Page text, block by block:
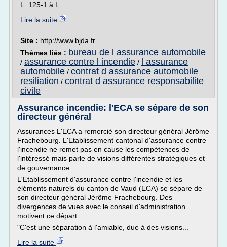
L. 125-1 à L....
Lire la suite
Site : http://www.bjda.fr
Thèmes liés : bureau de l assurance automobile
/ assurance contre l incendie /
l assurance
automobile / contrat d assurance automobile
resiliation / contrat d assurance responsabilite
civile
Assurance incendie: l'ECA se sépare de son
directeur général
Assurances L'ECA a remercié son directeur général Jérôme
Frachebourg. L'Etablissement cantonal d'assurance contre
l'incendie ne remet pas en cause les compétences de
l'intéressé mais parle de visions différentes stratégiques et
de gouvernance.
L'Etablissement d'assurance contre l'incendie et les
éléments naturels du canton de Vaud (ECA) se sépare de
son directeur général Jérôme Frachebourg. Des
divergences de vues avec le conseil d'administration
motivent ce départ.
"C'est une séparation à l'amiable, due à des visions...
Lire la suite